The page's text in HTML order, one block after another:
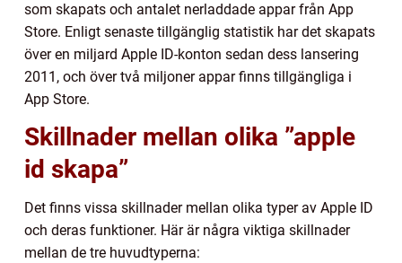
som skapats och antalet nerladdade appar från App
Store. Enligt senaste tillgänglig statistik har det skapats
över en miljard Apple ID-konton sedan dess lansering
2011, och över två miljoner appar finns tillgängliga i
App Store.
Skillnader mellan olika ”apple
id skapa”
Det finns vissa skillnader mellan olika typer av Apple ID
och deras funktioner. Här är några viktiga skillnader
mellan de tre huvudtyperna: